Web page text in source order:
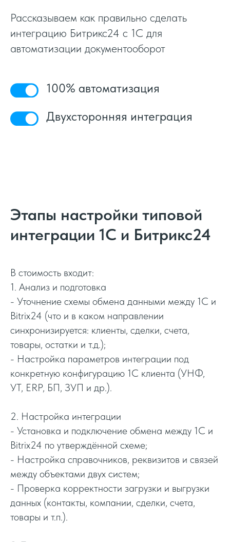
Рассказываем как правильно сделать
интеграцию Битрикс24 с 1С для
автоматизации документооборот
100% автоматизация
Двухсторонняя интеграция
Этапы настройки типовой
интеграции 1С и Битрикс24
В стоимость входит:
1. Анализ и подготовка
- Уточнение схемы обмена данными между 1С и
Bitrix24 (что и в каком направлении
синхронизируется: клиенты, сделки, счета,
товары, остатки и т.д.);
- Настройка параметров интеграции под
конкретную конфигурацию 1С клиента (УНФ,
УТ, ERP, БП, ЗУП и др.).
2. Настройка интеграции
- Установка и подключение обмена между 1С и
Bitrix24 по утверждённой схеме;
- Настройка справочников, реквизитов и связей
между объектами двух систем;
- Проверка корректности загрузки и выгрузки
данных (контакты, компании, сделки, счета,
товары и т.п.).